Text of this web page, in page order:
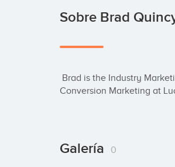
Sobre Brad
Conversion Marketing at
Galería 0